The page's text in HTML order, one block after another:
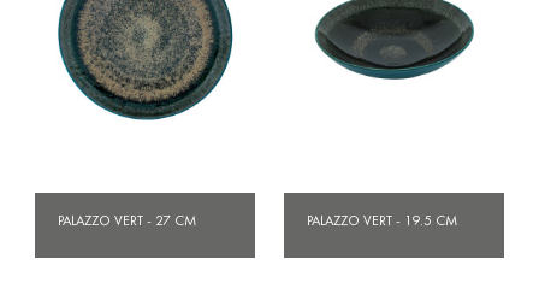
PALAZZO VERT - 27 CM PALAZZO VERT - 19.5 CM